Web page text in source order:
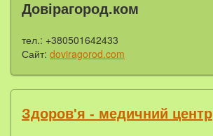
Довірагород.ком
тел.: +380501642433
Сайт: doviragorod.com
Здоров'я - медичний центр